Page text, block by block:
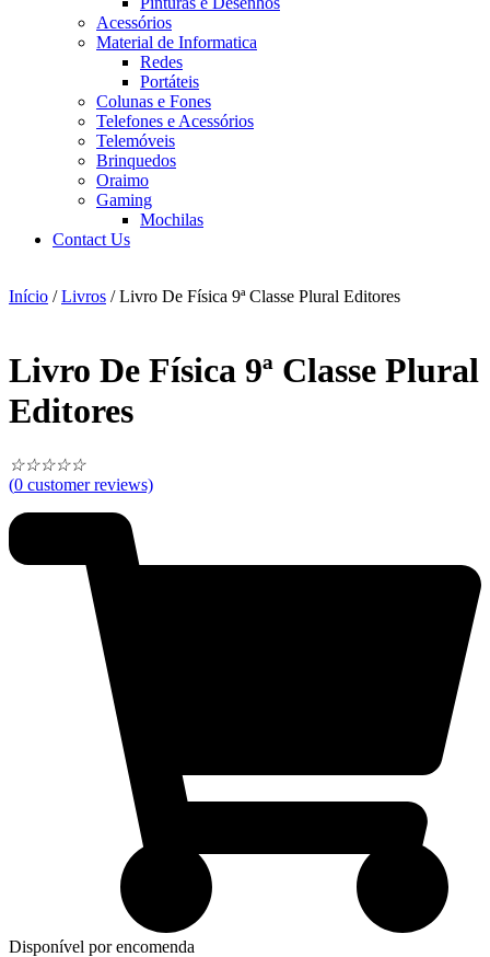
Acessórios
Material de Informatica
Redes
Portáteis
Colunas e Fones
Telefones e Acessórios
Telemóveis
Brinquedos
Oraimo
Gaming
Mochilas
Contact Us
Início /Livros / Livro De Física 9ª Classe Plural Editores
Livro De Física 9ª Classe Plural
Editores
☆☆☆☆☆
(0 customer reviews)
Disponível por encomenda